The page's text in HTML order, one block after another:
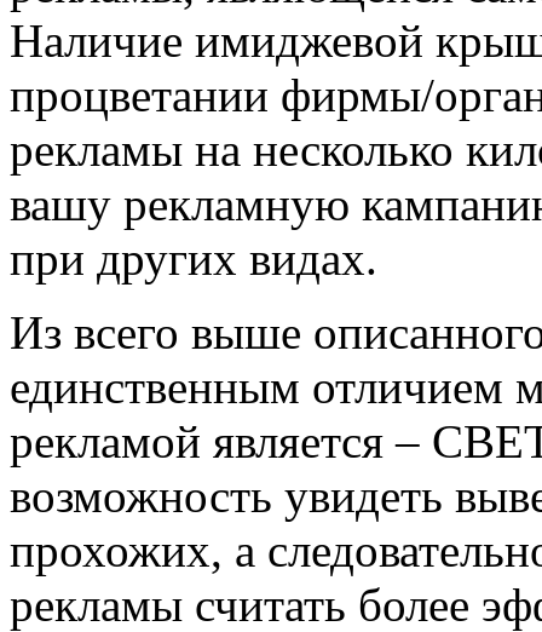
Наличие имиджевой
процветании фирмы/
рекламы на несколько
вашу рекламную
при других видах.
Из всего выше
единственным отличием
рекламой является –
возможность увидеть
прохожих, а
рекламы считать более